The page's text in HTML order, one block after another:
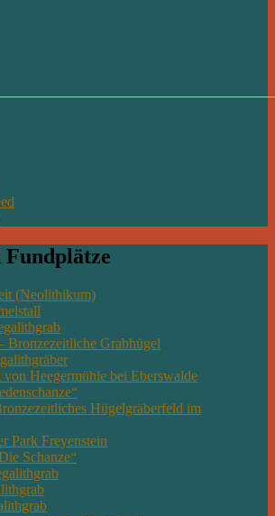
(Neolithikum)
Bronzezeitliche Grabhügel
Heegermühle bei Eberswalde
Hügelgräberfeld im
Park Freyenstein
Schanze“